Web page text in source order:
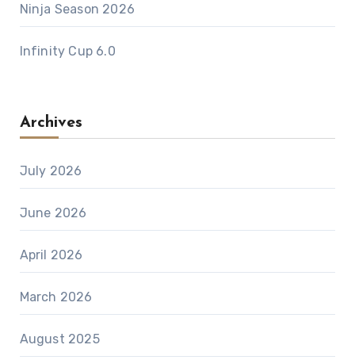
Ninja Season 2026
Infinity Cup 6.0
Archives
July 2026
June 2026
April 2026
March 2026
August 2025